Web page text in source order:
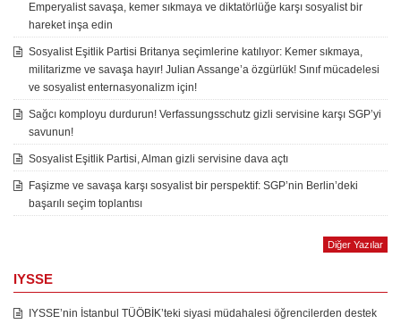
Emperyalist savaşa, kemer sıkmaya ve diktatörlüğe karşı sosyalist bir
hareket inşa edin
Sosyalist Eşitlik Partisi Britanya seçimlerine katılıyor: Kemer sıkmaya,
militarizme ve savaşa hayır! Julian Assange’a özgürlük! Sınıf mücadelesi
ve sosyalist enternasyonalizm için!
Sağcı komployu durdurun! Verfassungsschutz gizli servisine karşı SGP’yi
savunun!
Sosyalist Eşitlik Partisi, Alman gizli servisine dava açtı
Faşizme ve savaşa karşı sosyalist bir perspektif: SGP’nin Berlin’deki
başarılı seçim toplantısı
Diğer Yazılar
IYSSE
IYSSE’nin İstanbul TÜÖBİK’teki siyasi müdahalesi öğrencilerden destek